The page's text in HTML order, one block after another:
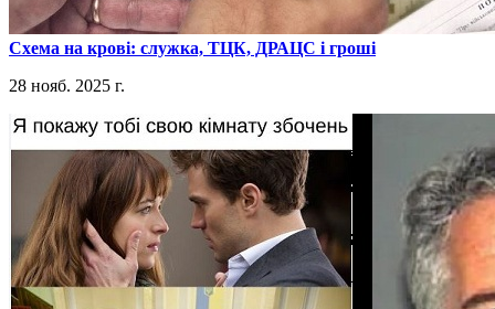
​Схема на крові: служка, ТЦК, ДРАЦС і гроші
28 нояб. 2025 г.